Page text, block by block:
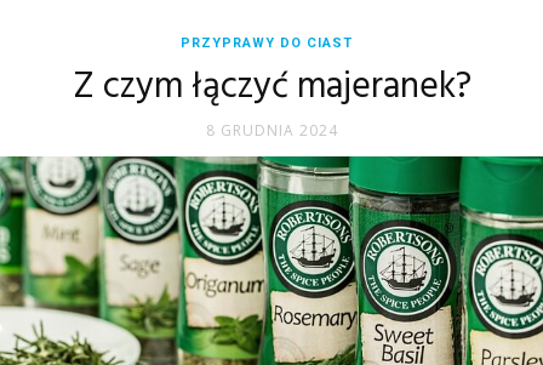
PRZYPRAWY DO CIAST
Z czym łączyć majeranek?
8 GRUDNIA 2024